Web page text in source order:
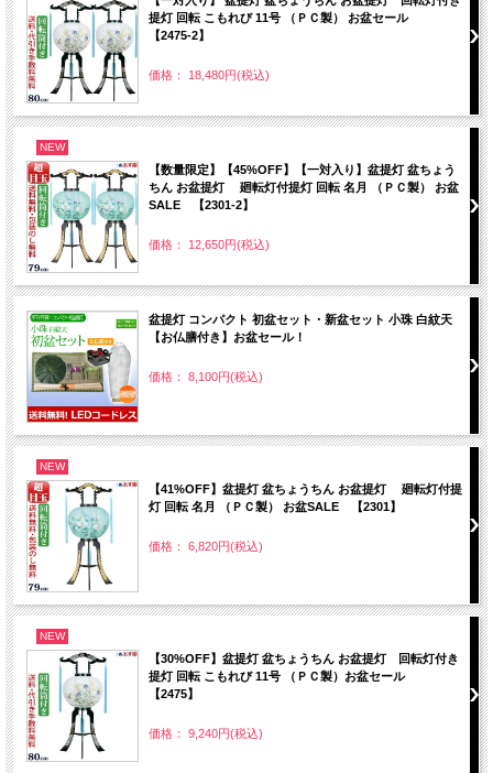
提灯 回転 こもれび 11号 （ＰＣ製） お盆セール
【2475-2】
価格： 18,480円(税込)
NEW
【数量限定】【45%OFF】【一対入り】盆提灯 盆ちょう
ちん お盆提灯 廻転灯付提灯 回転 名月 （ＰＣ製） お盆
SALE 【2301-2】
価格： 12,650円(税込)
盆提灯 コンパクト 初盆セット・新盆セット 小珠 白紋天
【お仏膳付き】お盆セール！
価格： 8,100円(税込)
NEW
【41%OFF】盆提灯 盆ちょうちん お盆提灯 廻転灯付提
灯 回転 名月 （ＰＣ製） お盆SALE 【2301】
価格： 6,820円(税込)
NEW
【30%OFF】盆提灯 盆ちょうちん お盆提灯 回転灯付き
提灯 回転 こもれび 11号 （ＰＣ製）お盆セール
【2475】
価格： 9,240円(税込)